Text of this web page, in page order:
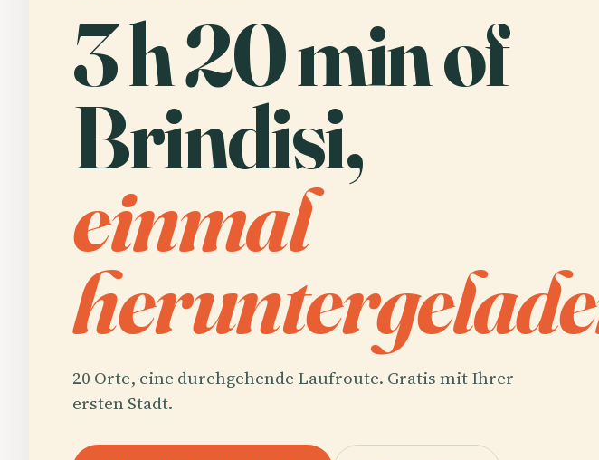
3 h 20 min of
Brindisi,
einmal
20 Orte, eine durchgehende Laufroute. Gratis mit Ihrer
ersten Stadt.